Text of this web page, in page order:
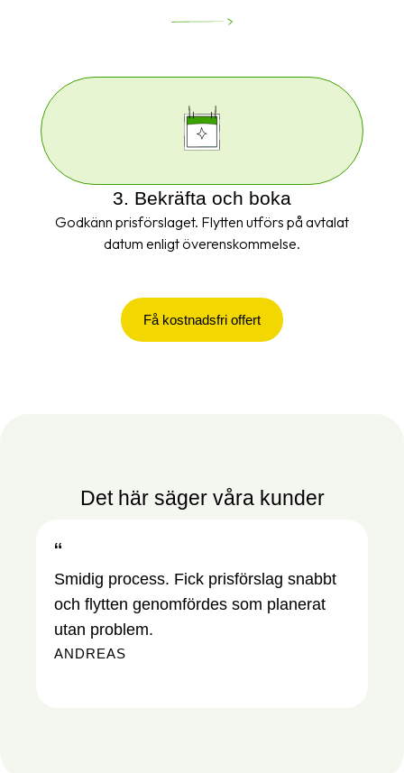
3. Bekräfta och boka
Godkänn prisförslaget. Flytten utförs på avtalat
datum enligt överenskommelse.
Få kostnadsfri offert
Det här säger våra kunder
“
Smidig process. Fick prisförslag snabbt
och flytten genomfördes som planerat
utan problem.
ANDREAS